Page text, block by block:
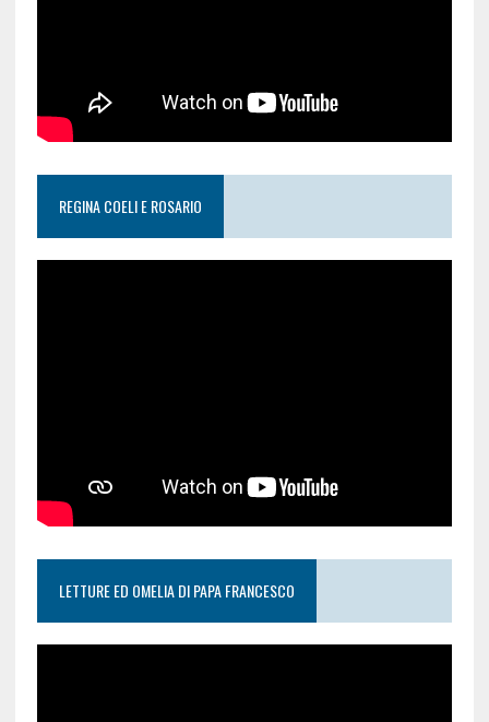
REGINA COELI E ROSARIO
LETTURE ED OMELIA DI PAPA FRANCESCO